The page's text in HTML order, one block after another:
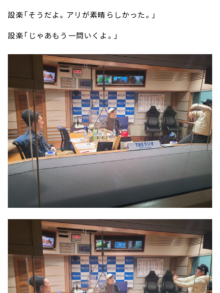
設楽「そうだよ。アリが素晴らしかった。」
設楽「じゃあもう一問いくよ。」